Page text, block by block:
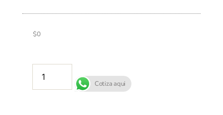
$0
Cotiza aqui